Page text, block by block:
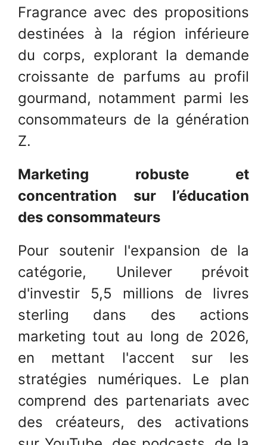
Fragrance avec des propositions
destinées à la région inférieure
du corps, explorant la demande
croissante de parfums au profil
gourmand, notamment parmi les
consommateurs de la génération
Z.
Marketing robuste et
concentration sur l’éducation
des consommateurs
Pour soutenir l'expansion de la
catégorie, Unilever prévoit
d'investir 5,5 millions de livres
sterling dans des actions
marketing tout au long de 2026,
en mettant l'accent sur les
stratégies numériques. Le plan
comprend des partenariats avec
des créateurs, des activations